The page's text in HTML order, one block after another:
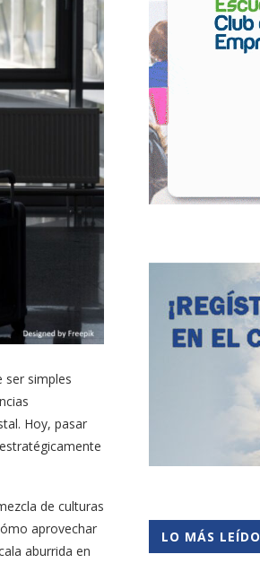
ser simples
Hoy, pasar
de culturas
aprovechar
aburrida en
LO MÁS LEÍDO